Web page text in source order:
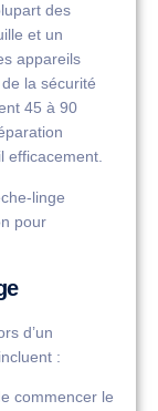
des
et un
appareils
la sécurité
45 à 90
efficacement.
linge
pour
d’un
:
commencer le